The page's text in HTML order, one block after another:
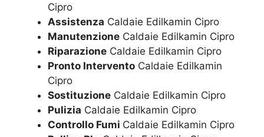
Cipro
Assistenza Caldaie Edilkamin Cipro
Manutenzione Caldaie Edilkamin Cipro
Riparazione Caldaie Edilkamin Cipro
Pronto Intervento Caldaie Edilkamin
Cipro
Sostituzione Caldaie Edilkamin Cipro
Pulizia Caldaie Edilkamin Cipro
Controllo Fumi Caldaie Edilkamin Cipro